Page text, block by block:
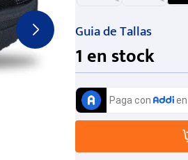
Guia de Tallas
1 en stock